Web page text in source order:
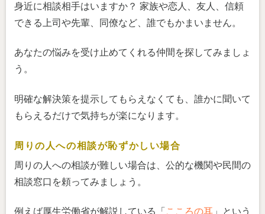
身近に相談相手はいますか？ 家族や恋人、友人、信頼
できる上司や先輩、同僚など、誰でもかまいません。
あなたの悩みを受け止めてくれる仲間を探してみましょ
う。
明確な解決策を提示してもらえなくても、誰かに聞いて
もらえるだけで気持ちが楽になります。
周りの人への相談が恥ずかしい場合
周りの人への相談が難しい場合は、公的な機関や民間の
相談窓口を頼ってみましょう。
例えば厚生労働省が解説している「 こころの耳 」という